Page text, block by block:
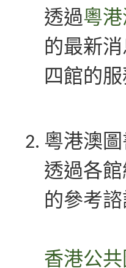
透過粵
的最新
四館的
粵港澳
透過各
的參考諮
香港公